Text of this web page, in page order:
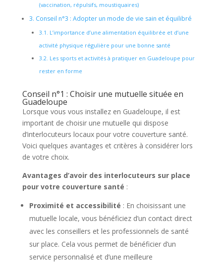
(vaccination, répulsifs, moustiquaires)
3. Conseil n°3 : Adopter un mode de vie sain et équilibré
3.1. L’importance d’une alimentation équilibrée et d’une
activité physique régulière pour une bonne santé
3.2. Les sports et activités à pratiquer en Guadeloupe pour
rester en forme
Conseil n°1 : Choisir une mutuelle située en
Guadeloupe
Lorsque vous vous installez en Guadeloupe, il est
important de choisir une mutuelle qui dispose
d’interlocuteurs locaux pour votre couverture santé.
Voici quelques avantages et critères à considérer lors
de votre choix.
Avantages d’avoir des interlocuteurs sur place
pour votre couverture santé :
Proximité et accessibilité : En choisissant une
mutuelle locale, vous bénéficiez d’un contact direct
avec les conseillers et les professionnels de santé
sur place. Cela vous permet de bénéficier d’un
service personnalisé et d’une meilleure